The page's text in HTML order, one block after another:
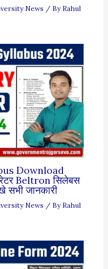
News / ByRahul
Download
Beltron सिलेबस
सभी जानकारी
News / ByRahul